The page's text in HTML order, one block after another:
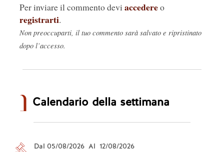
Per inviare il commento devi accedereo
registrarti.
Non preoccuparti, il tuo commento sarà salvato e ripristinato
dopo l’accesso.
Calendario della settimana
Dal 05/08/2026 Al 12/08/2026